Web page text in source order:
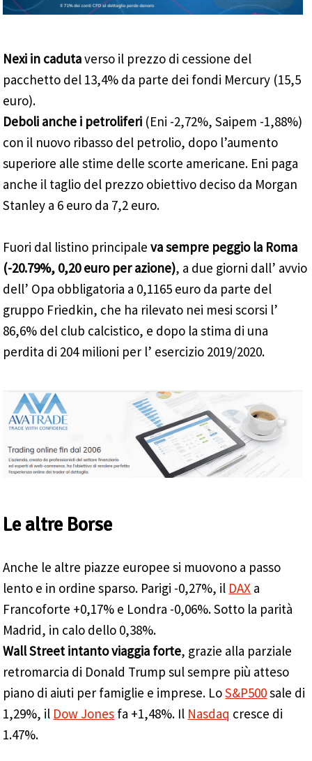
Nexi in cadutaverso il prezzo di cessione del
pacchetto del 13,4% da parte dei fondi Mercury (15,5
euro).
Deboli anche i petroliferi (Eni -2,72%, Saipem -1,88%)
con il nuovo ribasso del petrolio, dopo l’aumento
superiore alle stime delle scorte americane. Eni paga
anche il taglio del prezzo obiettivo deciso da Morgan
Stanley a 6 euro da 7,2 euro.
Fuori dal listino principaleva sempre peggio la Roma
(-20.79%, 0,20 euro per azione), a due giorni dall’ avvio
dell’ Opa obbligatoria a 0,1165 euro da parte del
gruppo Friedkin, che ha rilevato nei mesi scorsi l’
86,6% del club calcistico, e dopo la stima di una
perdita di 204 milioni per l’ esercizio 2019/2020.
Le altre Borse
Anche le altre piazze europee si muovono a passo
lento e in ordine sparso. Parigi -0,27%, il DAX a
Francoforte +0,17% e Londra -0,06%. Sotto la parità
Madrid, in calo dello 0,38%.
Wall Street intanto viaggia forte, grazie alla parziale
retromarcia di Donald Trump sul sempre più atteso
piano di aiuti per famiglie e imprese. LoS&P500sale di
1,29%, il Dow Jones fa +1,48%. Il Nasdaq cresce di
1.47%.